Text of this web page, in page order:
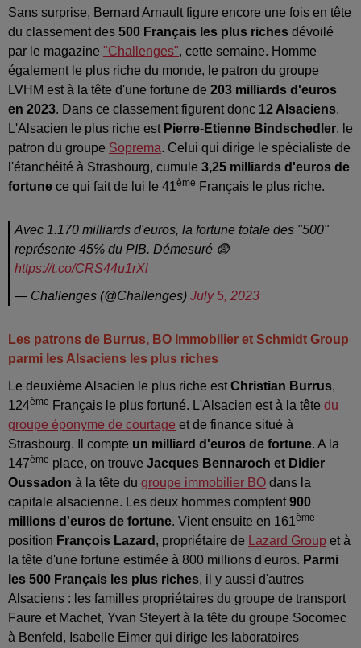
Sans surprise, Bernard Arnault figure encore une fois en tête
du classement des 500 Français les plus riches dévoilé
par le magazine "Challenges", cette semaine. Homme
également le plus riche du monde, le patron du groupe
LVHM est à la tête d'une fortune de 203 milliards d'euros
en 2023. Dans ce classement figurent donc 12 Alsaciens.
L'Alsacien le plus riche est Pierre-Etienne Bindschedler, le
patron du groupe Soprema. Celui qui dirige le spécialiste de
l'étanchéité à Strasbourg, cumule 3,25 milliards d'euros de
fortune ce qui fait de lui le 41ème Français le plus riche.
Avec 1.170 milliards d'euros, la fortune totale des "500"
représente 45% du PIB. Démesuré 😨
https://t.co/CRS44u1rXl
— Challenges (@Challenges) July 5, 2023
Les patrons de Burrus, BO Immobilier et Schmidt Group
parmi les Alsaciens les plus riches
Le deuxième Alsacien le plus riche estChristian Burrus,
124ème Français le plus fortuné. L'Alsacien est à la tête du
groupe éponyme de courtage et de finance situé à
Strasbourg. Il compte un milliard d'euros de fortune. A la
147ème place, on trouve Jacques Bennaroch et Didier
Oussadon à la tête du groupe immobilier BO dans la
capitale alsacienne. Les deux hommes comptent900
millions d'euros de fortune. Vient ensuite en 161ème
position François Lazard , propriétaire de Lazard Group et à
la tête d'une fortune estimée à 800 millions d'euros. Parmi
les 500 Français les plus riches, il y aussi d'autres
Alsaciens : les familles propriétaires du groupe de transport
Faure et Machet, Yvan Steyert à la tête du groupe Socomec
à Benfeld, Isabelle Eimer qui dirige les laboratoires